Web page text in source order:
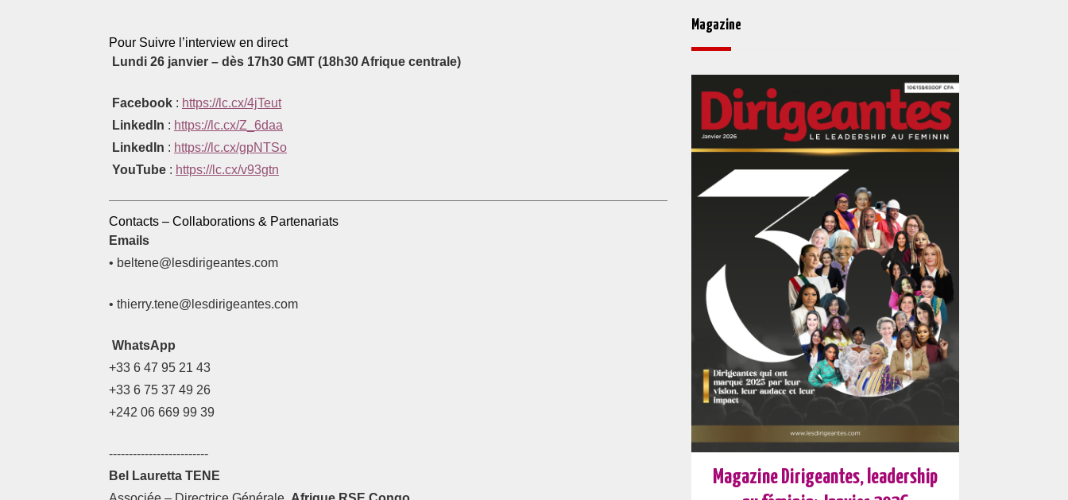
Pour Suivre l’interview en direct
Lundi 26 janvier – dès 17h30 GMT (18h30 Afrique centrale)
Facebook : https://lc.cx/4jTeut
LinkedIn : https://lc.cx/Z_6daa
LinkedIn : https://lc.cx/gpNTSo
YouTube : https://lc.cx/v93gtn
Contacts – Collaborations & Partenariats
Emails
• beltene@lesdirigeantes.com
• thierry.tene@lesdirigeantes.com
WhatsApp
+33 6 47 95 21 43
+33 6 75 37 49 26
+242 06 669 99 39
-------------------------
Bel Lauretta TENE
Magazine
Magazine Dirigeantes, leadership